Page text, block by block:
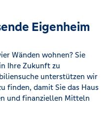
Eigenheim
Wänden wohnen? Sie
Ihre Zukunft zu
unterstützen wir
finden, damit Sie das Haus
und finanziellen Mitteln